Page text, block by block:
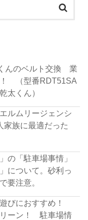
んのベルト交換 業
（型番RDT51SA
くん）
ルムリージェンシ
家族に最適だった
の「駐車場事情」
について。砂利っ
要注意。
遊びにおすすめ！
ーン！ 駐車場情